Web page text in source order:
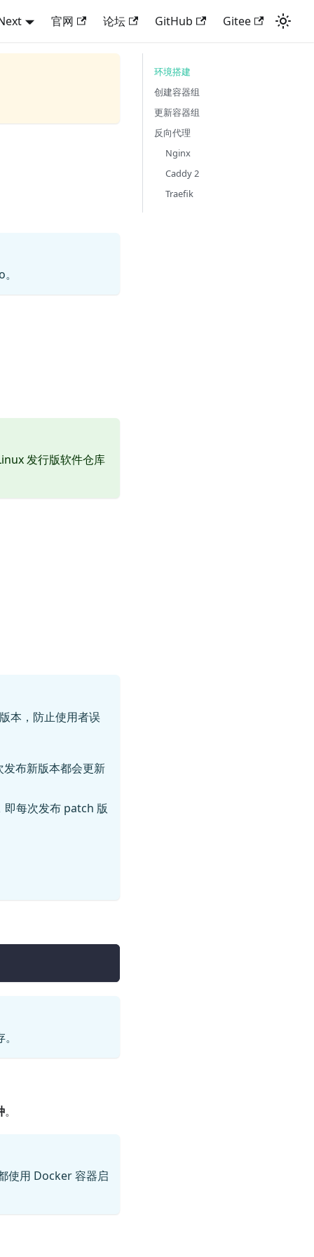
官网 论坛 GitHub Gitee
发行版软件仓库
本，防止使用者误
发布新版本都会更新
即每次发布 patch 版
。
使用 Docker 容器启
环境搭建
创建容器组
更新容器组
反向代理
Nginx
Caddy 2
Traefik